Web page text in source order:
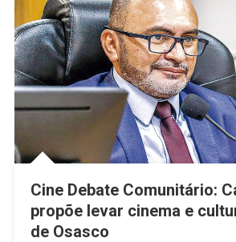
Cine Debate Comunitário:
propõe levar cinema e
de Osasco